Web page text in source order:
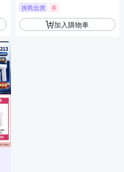
挑戰低價 券
加入購物車